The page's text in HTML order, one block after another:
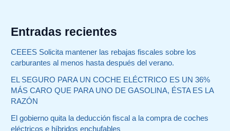
Entradas recientes
CEEES Solicita mantener las rebajas fiscales sobre los
carburantes al menos hasta después del verano.
EL SEGURO PARA UN COCHE ELÉCTRICO ES UN 36%
MÁS CARO QUE PARA UNO DE GASOLINA, ÉSTA ES LA
RAZÓN
El gobierno quita la deducción fiscal a la compra de coches
eléctricos e híbridos enchufables